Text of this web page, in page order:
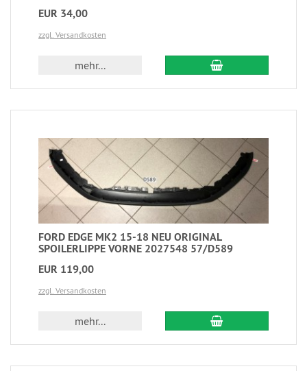
EUR 34,00
zzgl. Versandkosten
mehr...
FORD EDGE MK2 15-18 NEU ORIGINAL
SPOILERLIPPE VORNE 2027548 57/D589
EUR 119,00
zzgl. Versandkosten
mehr...